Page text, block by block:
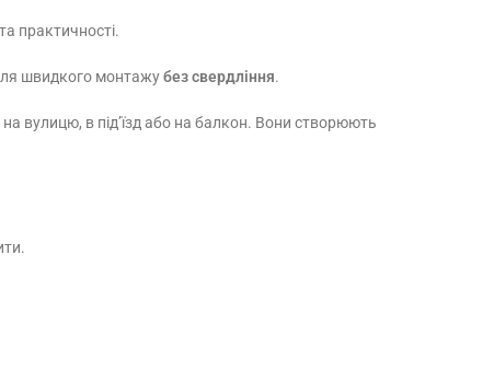
практичності.
швидкого монтажубез свердління.
вулицю, в під’їзд або на балкон. Вони створюють